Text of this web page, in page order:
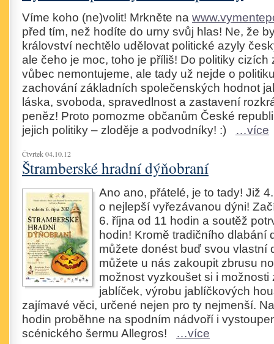
Víme koho (ne)volit! Mrkněte na
před tím, než hodíte do urny svůj hlas! Ne, že
království nechtělo udělovat politické azyly
ale čeho je moc, toho je příliš! Do politiky cizích
vůbec nemontujeme, ale tady už nejde o
zachování základních společenských hodnot
láska, svoboda, spravedlnost a zastavení
peněz! Proto pomozme občanům České
jejich politiky – zloděje a podvodníky! :) …více
Čtvrtek 04.10.12
Štramberské hradní dýňobraní
Ano ano, přátelé, je to tady! Již
o nejlepší vyřezávanou dýni!
6. října od 11 hodin a soutěž
hodin! Kromě tradičního dlabání
můžete donést buď svou vlastní
můžete u nás zakoupit zbrusu
možnost vyzkoušet si i možnosti
jablíček, výrobu jablíčkových
zajímavé věci, určené nejen pro ty nejmenší.
hodin proběhne na spodním nádvoří i
scénického šermu Allegros! …více